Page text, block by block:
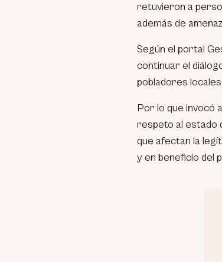
retuvieron a
además de
Según el portal
continuar el
pobladores
Por lo que invocó
respeto al estado
que afectan la
y en beneficio del